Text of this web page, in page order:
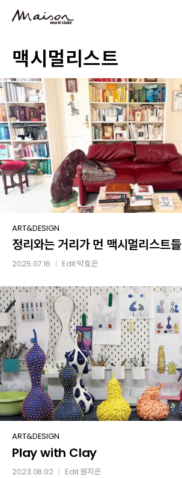
content맥시멀리스트
정리와는
거리가
먼
ART&DESIGN
정리와는 거리가 먼 맥시멀리스트들
2025.07.16 Edit박효은
Play
with
Clay
ART&DESIGN
Play with Clay
2023.08.02 Edit원지은